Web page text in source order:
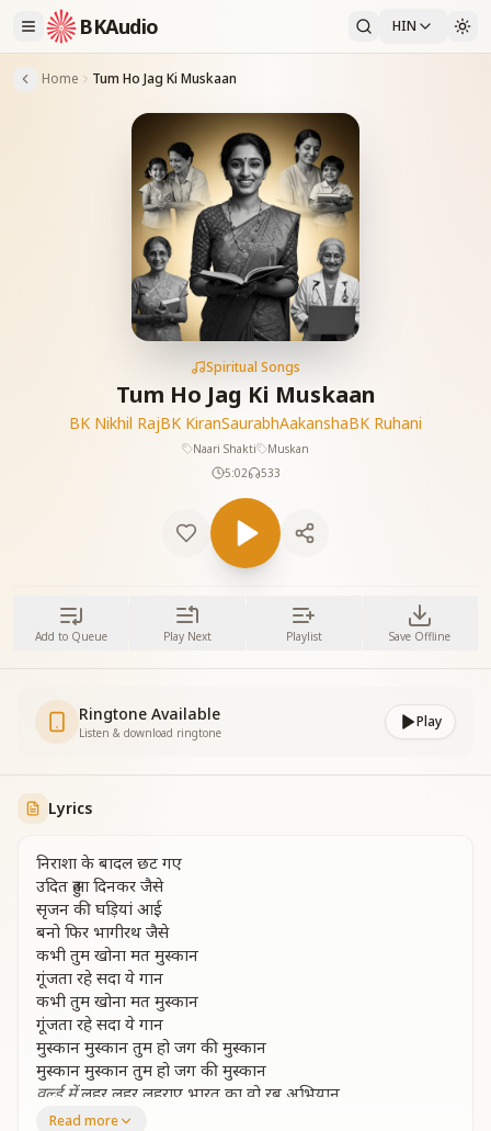
BKAudio HIN
Home Tum Ho Jag Ki Muskaan
Spiritual Songs
Tum Ho Jag Ki Muskaan
BK Nikhil RajBK KiranSaurabhAakanshaBK Ruhani
Naari Shakti
Muskan
5:02
533
Add to Queue Play Next Playlist Save Offline
Ringtone Available
Listen & download ringtone
Play
Lyrics
निराशा के बादल छट गए
उदित हुआ दिनकर जैसे
सृजन की घड़ियां आई
बनो फिर भागीरथ जैसे
कभी तुम खोना मत मुस्कान
गूंजता रहे सदा ये गान
कभी तुम खोना मत मुस्कान
गूंजता रहे सदा ये गान
मुस्कान मुस्कान तुम हो जग की मुस्कान
मुस्कान मुस्कान तुम हो जग की मुस्कान
वर्ल्ड मेंलहर लहर लहराए भारत का वो रब अभियान
मुस्कान मुस्कान तुम हो जग की मुस्कान
Read more